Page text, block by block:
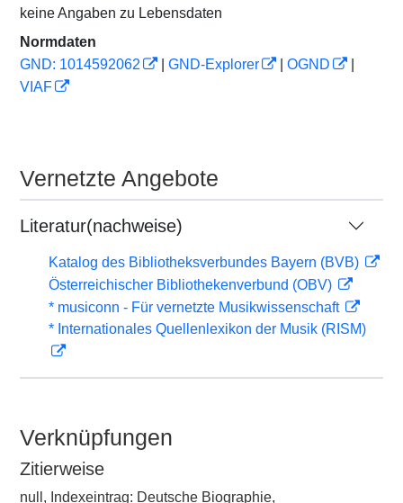
keine Angaben zu Lebensdaten
Normdaten
GND: 1014592062
GND-Explorer OGND
VIAF
Vernetzte Angebote
Literatur(nachweise)
Katalog des Bibliotheksverbundes Bayern (BVB)
Österreichischer Bibliothekenverbund (OBV)
* musiconn - Für vernetzte Musikwissenschaft
* Internationales Quellenlexikon der Musik (RISM)
Verknüpfungen
Zitierweise
null, Indexeintrag: Deutsche Biographie,